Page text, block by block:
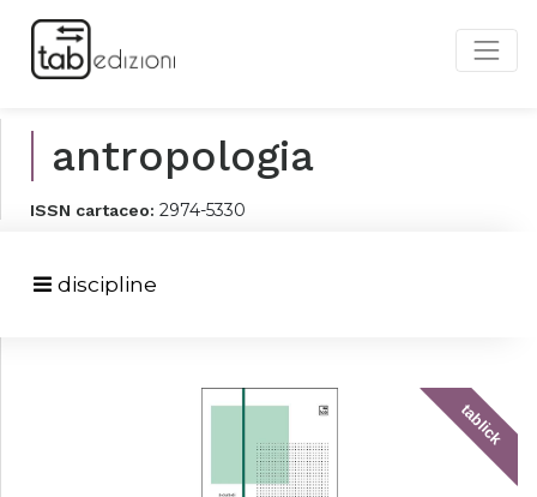
antropologia
ISSN cartaceo: 2974-5330
discipline
tablick